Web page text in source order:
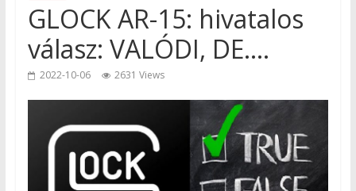
GLOCK AR-15: hivatalos
válasz: VALÓDI, DE….
2022-10-06 2631 Views